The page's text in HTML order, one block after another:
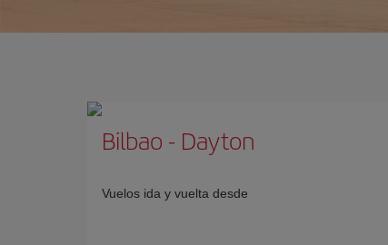
Bilbao - Dayton
Vuelos ida y vuelta desde